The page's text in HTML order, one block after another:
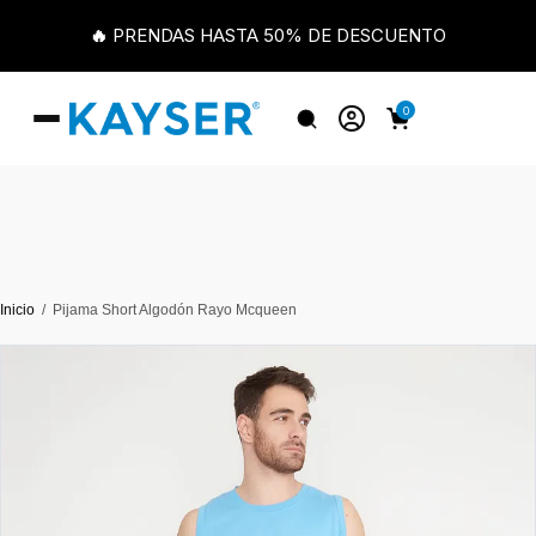
🔥 PRENDAS HASTA 50% DE DESCUENTO
0
Inicio Pijama Short Algodón Rayo Mcqueen